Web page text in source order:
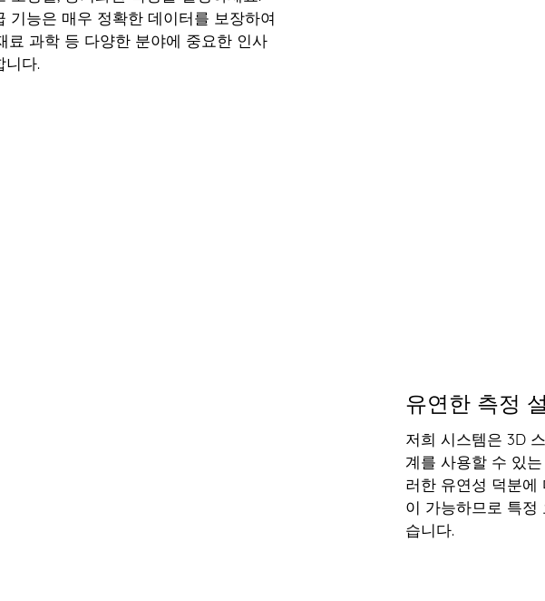
기능은 매우 정확한 데이터를 보장하여
료 과학 등 다양한 분야에 중요한 인사
니다.
유연한 측정
저희 시스템은 3D
계를 사용할 수 있
러한 유연성 덕분에
이 가능하므로 특정
습니다.